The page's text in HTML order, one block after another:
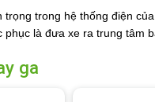
trọng trong hệ thống điện
là đưa xe ra trung tâm
ga